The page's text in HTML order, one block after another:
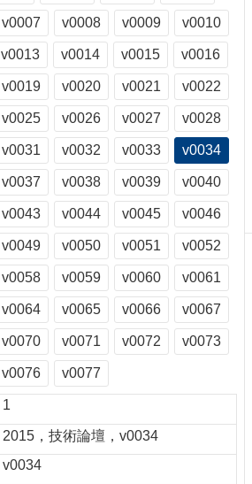
v0007 v0008 v0009 v0010
v0013 v0014 v0015 v0016
v0019 v0020 v0021 v0022
v0025 v0026 v0027 v0028
v0031 v0032 v0033 v0034
v0037 v0038 v0039 v0040
v0043 v0044 v0045 v0046
v0049 v0050 v0051 v0052
v0058 v0059 v0060 v0061
v0064 v0065 v0066 v0067
v0070 v0071 v0072 v0073
v0076 v0077
1
2015，技術論壇，v0034
v0034